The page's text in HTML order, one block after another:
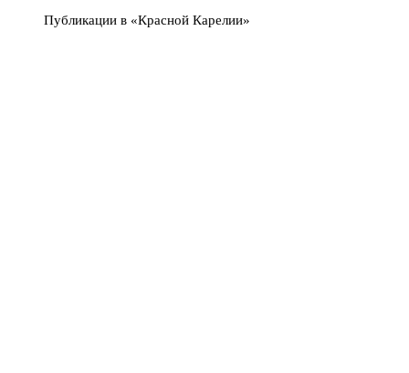
Публикации в «Красной Карелии»